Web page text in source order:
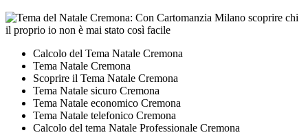
Calcolo del Tema Natale Cremona
Tema Natale Cremona
Scoprire il Tema Natale Cremona
Tema Natale sicuro Cremona
Tema Natale economico Cremona
Tema Natale telefonico Cremona
Calcolo del tema Natale Professionale Cremona